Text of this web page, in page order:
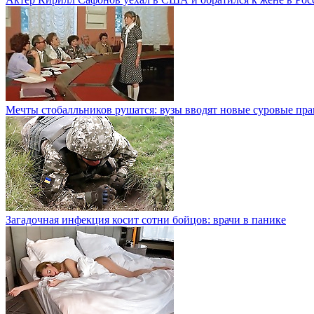
Мечты стобалльников рушатся: вузы вводят новые суровые
Загадочная инфекция косит сотни бойцов: врачи в панике